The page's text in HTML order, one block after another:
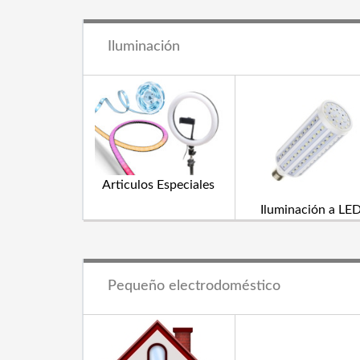
Iluminación
Articulos Especiales
Iluminación a
Pequeño electrodoméstico